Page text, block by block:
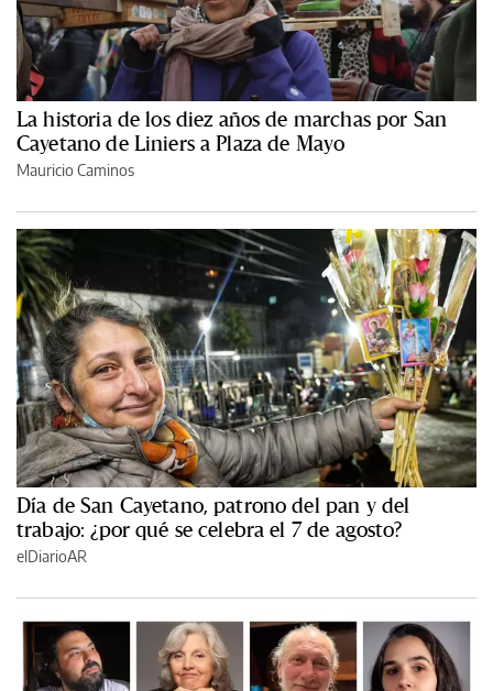
La historia de los diez años de marchas por San
Cayetano de Liniers a Plaza de Mayo
Mauricio Caminos
Día de San Cayetano, patrono del pan y del
trabajo: ¿por qué se celebra el 7 de agosto?
elDiarioAR